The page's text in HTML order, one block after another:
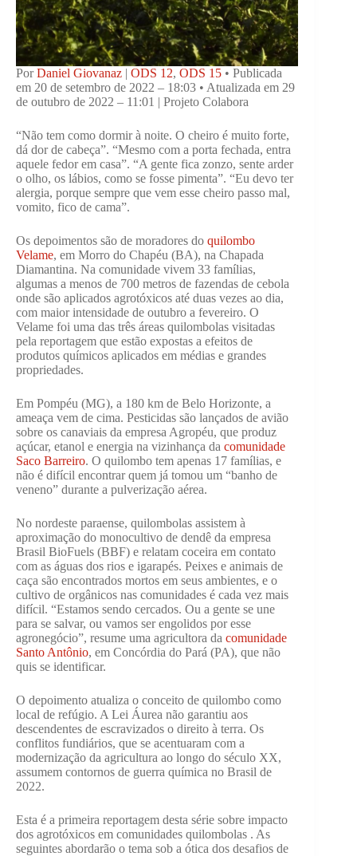
PorDaniel Giovanaz | ODS 12, ODS 15 • Publicada
em 20 de setembro de 2022 – 18:03 • Atualizada em 29
de outubro de 2022 – 11:01 | Projeto Colabora
“Não tem como dormir à noite. O cheiro é muito forte,
dá dor de cabeça”. “Mesmo com a porta fechada, entra
aquele fedor em casa”. “A gente fica zonzo, sente arder
o olho, os lábios, como se fosse pimenta”. “Eu devo ter
alergia, porque sempre que vem esse cheiro passo mal,
vomito, fico de cama”.
Os depoimentos são de moradores do quilombo
Velame, em Morro do Chapéu (BA), na Chapada
Diamantina. Na comunidade vivem 33 famílias,
algumas a menos de 700 metros de fazendas de cebola
onde são aplicados agrotóxicos até duas vezes ao dia,
com maior intensidade de outubro a fevereiro. O
Velame foi uma das três áreas quilombolas visitadas
pela reportagem que estão expostas a efeitos de
produtos químicos aplicados em médias e grandes
propriedades.
Em Pompéu (MG), a 180 km de Belo Horizonte, a
ameaça vem de cima. Pesticidas são lançados de avião
sobre os canaviais da empresa Agropéu, que produz
açúcar, etanol e energia na vizinhança da comunidade
Saco Barreiro. O quilombo tem apenas 17 famílias, e
não é difícil encontrar quem já tomou um “banho de
veneno” durante a pulverização aérea.
No nordeste paraense, quilombolas assistem à
aproximação do monocultivo de dendê da empresa
Brasil BioFuels (BBF) e relatam coceira em contato
com as águas dos rios e igarapés. Peixes e animais de
caça são encontrados mortos em seus ambientes, e o
cultivo de orgânicos nas comunidades é cada vez mais
difícil. “Estamos sendo cercados. Ou a gente se une
para se salvar, ou vamos ser engolidos por esse
agronegócio”, resume uma agricultora da comunidade
Santo Antônio, em Concórdia do Pará (PA), que não
quis se identificar.
O depoimento atualiza o conceito de quilombo como
local de refúgio. A Lei Áurea não garantiu aos
descendentes de escravizados o direito à terra. Os
conflitos fundiários, que se acentuaram com a
modernização da agricultura ao longo do século XX,
assumem contornos de guerra química no Brasil de
2022.
Esta é a primeira reportagem desta série sobre impacto
dos agrotóxicos em comunidades quilombolas . As
seguintes abordarão o tema sob a ótica dos desafios de